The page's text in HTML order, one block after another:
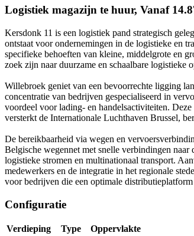
Logistiek magazijn te huur, Vanaf
Kersdonk 11 is een logistiek pand strategisch
ontstaat voor ondernemingen in de logistieke en
specifieke behoeften van kleine, middelgrote en
zoek zijn naar duurzame en schaalbare logistieke
Willebroek geniet van een bevoorrechte ligging
concentratie van bedrijven gespecialiseerd in
voordeel voor lading- en handelsactiviteiten.
versterkt de Internationale Luchthaven Brussel,
De bereikbaarheid via wegen en
Belgische wegennet met snelle verbindingen
logistieke stromen en multinationaal transport.
medewerkers en de integratie in het regionale
voor bedrijven die een optimale
Configuratie
Verdieping Type
Oppervlakte